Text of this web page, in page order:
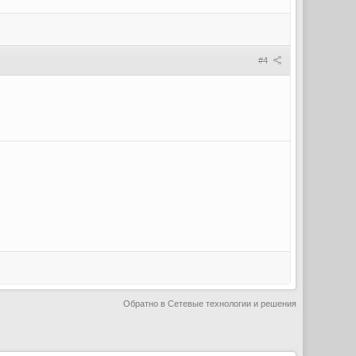
#4
Обратно в Сетевые технологии и решения